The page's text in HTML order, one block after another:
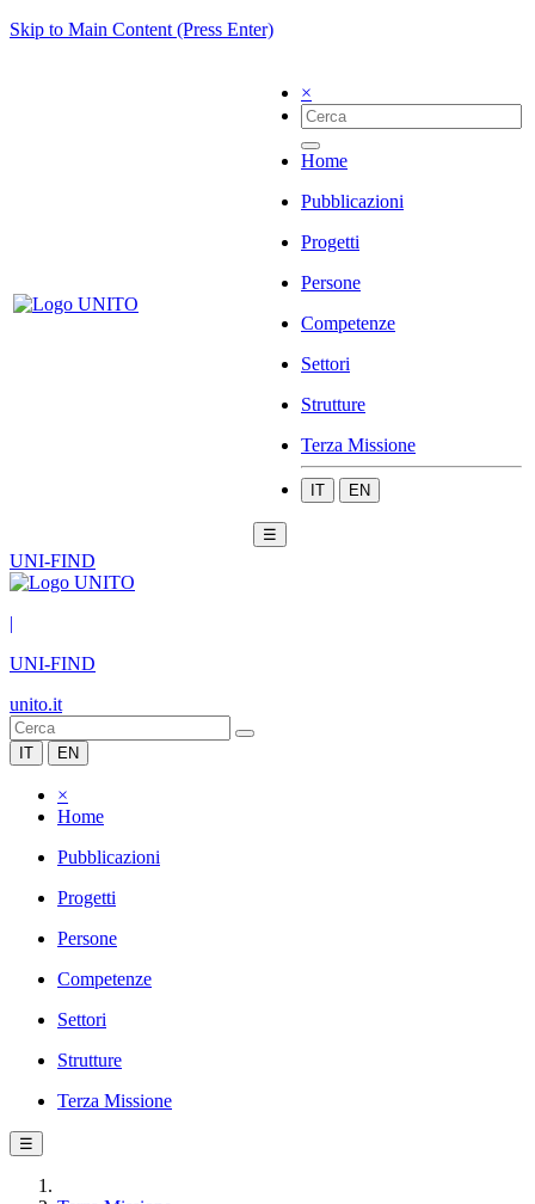
Skip to Main Content (Press Enter)
×
Home
Pubblicazioni
Progetti
Persone
Competenze
Settori
Strutture
Terza Missione
IT EN
☰
UNI-FIND
|
UNI-FIND
unito.it
IT EN
×
Home
Pubblicazioni
Progetti
Persone
Competenze
Settori
Strutture
Terza Missione
☰